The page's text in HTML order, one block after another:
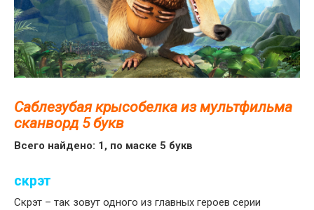
Саблезубая крысобелка из мультфильма
сканворд 5 букв
Всего найдено: 1, по маске 5 букв
скрэт
Скрэт – так зовут одного из главных героев серии